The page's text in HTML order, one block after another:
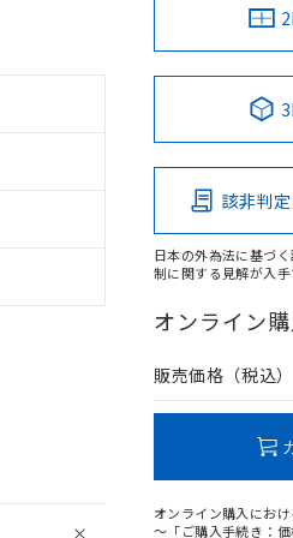
該非判
日本の外為法に基づ
制に関する見解が入手
オンライン購
販売価格（税込）
オンライン購入にお
～「ご購入手続き：